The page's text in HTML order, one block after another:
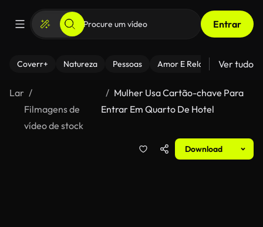
Entrar
Coverr+ Natureza Pessoas Amor E Relacionamentos
Ver tudo
Lar
Filmagens de
vídeo de stock
Mulher Usa Cartão-chave Para
Entrar Em Quarto De Hotel
Download